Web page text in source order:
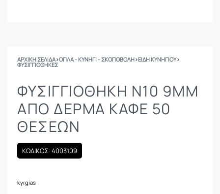
ΑΡΧΙΚΉ ΣΕΛΊΔΑ›ΟΠΛΑ - ΚΥΝΗΓΙ - ΣΚΟΠΟΒΟΛΗ›ΕΙΔΗ ΚΥΝΗΓΙΟΥ›
ΦΥΣΙΓΓΙΟΘΉΚΕΣ
ΦΥΣΙΓΓΙΟΘΗΚΗ Ν10 9MM
ΑΠΟ ΔΕΡΜΑ ΚΑΦΕ 50
ΘΕΣΕΩΝ
ΚΩΔΙΚΟΣ: 4003109
kyrgias